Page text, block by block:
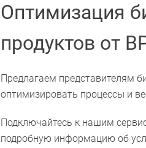
Оптимизация
продуктов от
Предлагаем представителям
оптимизировать процессы и
Подключайтесь к нашим
подробную информацию об